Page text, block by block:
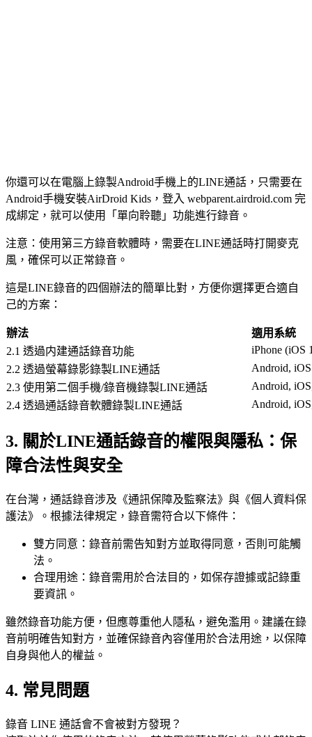
你還可以在電腦上錄製Android手機上的LINE通話，只需要在
Android手機安裝AirDroid Kids，登入 webparent.airdroid.com 完
成綁定，就可以使用「單向聆聽」功能進行錄音。
注意：使用第三方錄音軟體時，需要在LINE通話時打開麥克
風，確保可以正常錄音。
這是LINE錄音的四個辦法的簡單比對，方便你選擇更合適自
己的方案：
辦法
適用系統
2.1 透過内建通話錄音功能
iPhone (iOS
2.2 透過螢幕錄影錄製LINE通話
Android, iOS
2.3 使用第二個手機/錄音機錄製LINE通話
Android,
2.4 透過通話錄音軟體錄製LINE通話
Android,
3. 關於LINE通話錄音的權限與隱私：保
障合法性與安全
在台灣，通話錄音涉及《通訊保障及監察法》與《個人資料保
護法》。根據法律規定，錄音需符合以下條件：
雙方同意：錄音前需告知對方並取得同意，否則可能觸
法。
合理用途：錄音需用於合法目的，如保存證據或記錄重
要資訊。
雖然錄音功能方便，但應尊重他人隱私，避免濫用。建議在錄
音前明確告知對方，並確保錄音內容僅用於合法用途，以保障
自身與他人的權益。
4. 常見問題
錄音 LINE 通話會不會被對方發現？